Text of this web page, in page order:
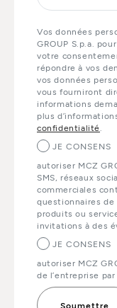
Vos données
GROUP S.p.a.
votre
répondre à vos
vos données
vous fourniront
informations
plus
confidentialité
JE CONSENS
autoriser MCZ
SMS, réseaux
commerciales
questionnaires
produits ou
invitations à des
JE CONSENS
autoriser MCZ
de l’entreprise